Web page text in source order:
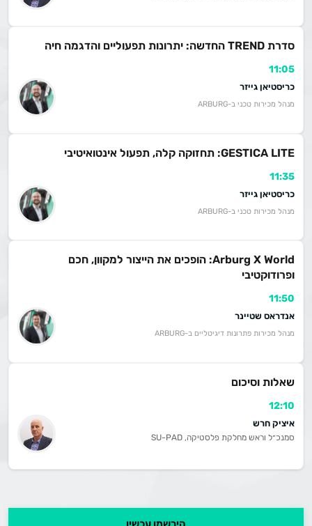
11:05
סדרת TREND החדשה: יתרונות תפעוליים והדגמה חיה
כריסטיאן גייזר
מנהל מכירות טכני ב-ARBURG
11:35
GESTICA LITE: תחזוקה קלה, תפעול אינטואיטיבי
כריסטיאן גייזר
מנהל מכירות טכני ב-ARBURG
11:50
Arburg X World: הופכים את הייצור למקוון, חכם
ופרודוקטיבי
אנדראס שטיינר
מנהל מכירות פתרונות דיגיטליים ב-ARBURG
12:10
שאלות וסיכום
איציק חרש
סמנכ״ל וראש מחלקת פלסטיקה, SU-PAD